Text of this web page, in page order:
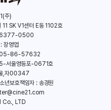
주)
11 SK V1센터 E동 1102호
6377-0500
장영엽
105-86-57632
서울영등포-0671호
,자00347
년보호책임자 : 송경원
Co., LTD